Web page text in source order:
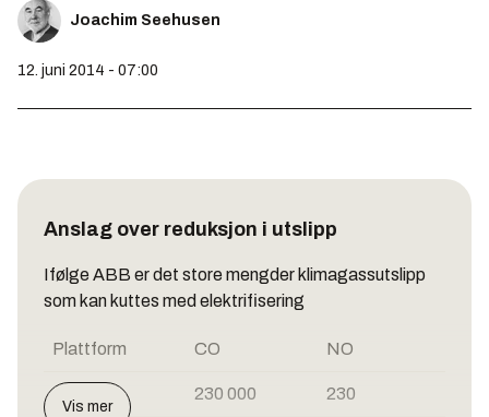
Joachim Seehusen
12. juni 2014 - 07:00
Anslag over reduksjon i utslipp
Ifølge ABB er det store mengder klimagassutslipp
som kan kuttes med elektrifisering
Plattform CO NO
Troll 230 000 230
Vis mer